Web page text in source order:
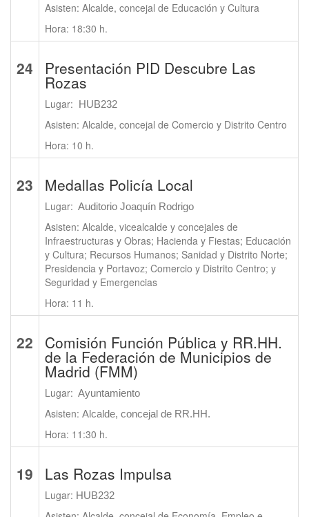
Asisten: Alcalde, concejal de Educación y Cultura
Hora: 18:30 h.
24 Presentación PID Descubre Las
Rozas
Lugar: HUB232
Asisten: Alcalde, concejal de Comercio y Distrito Centro
Hora: 10 h.
23 Medallas Policía Local
Lugar: Auditorio Joaquín Rodrigo
Asisten: Alcalde, vicealcalde y concejales de
Infraestructuras y Obras; Hacienda y Fiestas; Educación
y Cultura; Recursos Humanos; Sanidad y Distrito Norte;
Presidencia y Portavoz; Comercio y Distrito Centro; y
Seguridad y Emergencias
Hora: 11 h.
22 Comisión Función Pública y RR.HH.
de la Federación de Municipios de
Madrid (FMM)
Lugar: Ayuntamiento
Asisten: Alcalde, concejal de RR.HH.
Hora: 11:30 h.
19 Las Rozas Impulsa
Lugar: HUB232